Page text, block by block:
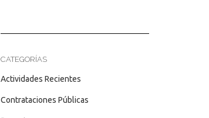
CATEGORÍAS
Actividades Recientes
Contrataciones Públicas